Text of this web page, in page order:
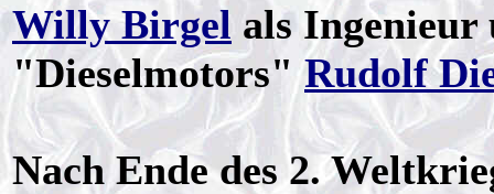
Willy Birgel als Ingenieur
"Dieselmotors"Rudolf
Nach Ende des 2.